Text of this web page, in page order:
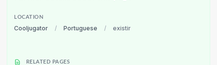
LOCATION
Cooljugator / Portuguese / existir
RELATED PAGES